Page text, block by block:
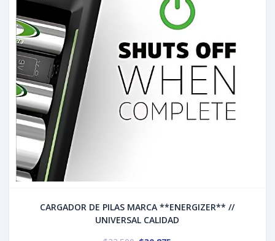
CARGADOR DE PILAS MARCA **ENERGIZER** //
UNIVERSAL CALIDAD